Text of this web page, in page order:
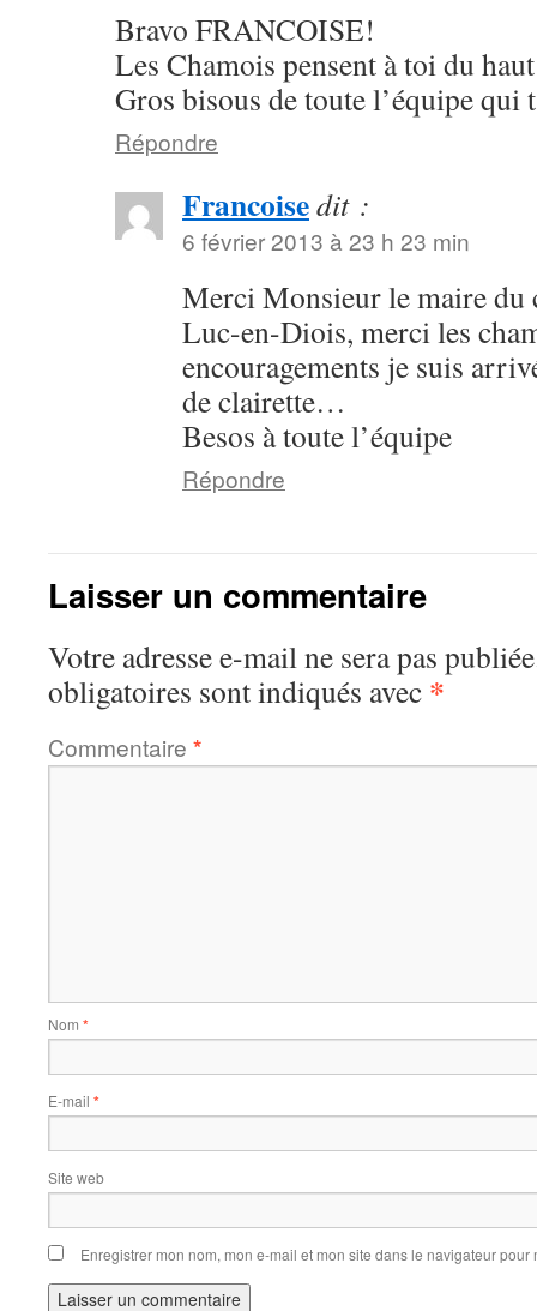
Bravo FRANCOISE!
Les Chamois pensent à toi du
Gros bisous de toute l’équipe qui
Répondre
Francoisedit :
6 février 2013 à 23 h 23 min
Merci Monsieur le maire du
Luc-en-Diois, merci les
encouragements je suis
de clairette…
Besos à toute l’équipe
Répondre
Laisser un commentaire
Votre adresse e-mail ne sera pas
obligatoires sont indiqués avec *
Commentaire *
Nom *
E-mail *
Site web
Enregistrer mon nom, mon e-mail et mon site dans le navigateur